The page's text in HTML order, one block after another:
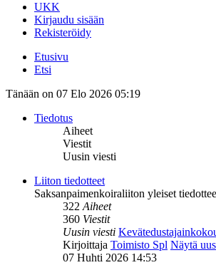
UKK
Kirjaudu sisään
Rekisteröidy
Etusivu
Etsi
Tänään on 07 Elo 2026 05:19
Tiedotus
Aiheet
Viestit
Uusin viesti
Liiton tiedotteet
Saksanpaimenkoiraliiton yleiset
322Aiheet
360 Viestit
Uusin viesti
Kirjoittaja Toimisto Spl Näytä
07 Huhti 2026 14:53